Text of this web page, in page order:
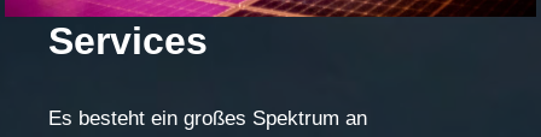
Services
Es besteht ein großes Spektrum an